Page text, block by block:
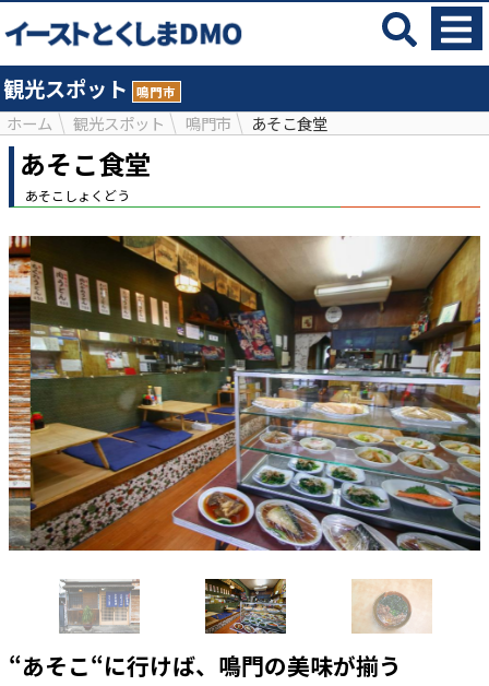
観光スポット 鳴門市
ホーム 観光スポット 鳴門市 あそこ食堂
あそこ食堂
あそこしょくどう
“あそこ“に行けば、鳴門の美味が揃う